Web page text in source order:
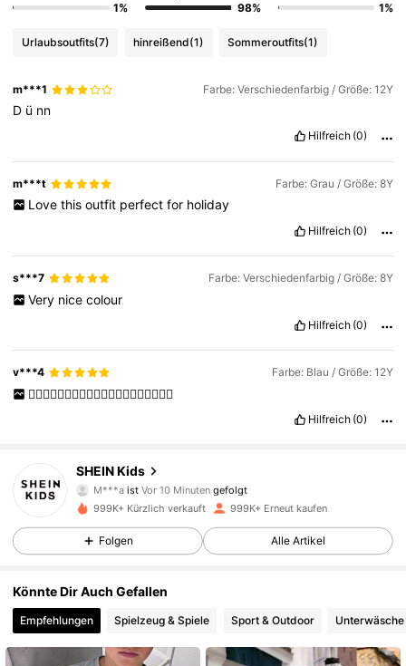
1%
98%
1%
Urlaubsoutfits(7) hinreißend(1) Sommeroutfits(1)
m***1 Farbe: Verschiedenfarbig / Größe: 12Y
D ü nn
Hilfreich (0)
m***t Farbe: Grau / Größe: 8Y
Love this outfit perfect for holiday
Hilfreich (0)
s***7 Farbe: Verschiedenfarbig / Größe: 8Y
Very nice colour
Hilfreich (0)
v***4 Farbe: Blau / Größe: 12Y
👍🏾👍🏾👍🏾👍🏾👍🏾👍🏾👍🏾👍🏾👍🏾👍🏾
Hilfreich (0)
SHEIN Kids
M***aistVor 10 Minuten
v***nist am Durchsuchen
4,89
808K Follower
4,89 808K Follower
999K+ Kürzlich verkauft 999K+ Erneut kaufen
Folgen Alle Artikel
Könnte Dir Auch Gefallen
Empfehlungen Spielzeug & Spiele Sport & Outdoor